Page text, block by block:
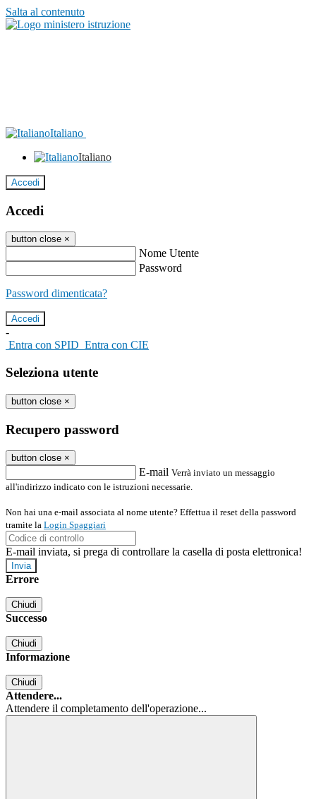
Salta al contenuto
Italiano
Italiano
Accedi
Accedi
button close ×
Nome Utente
Password
Password dimenticata?
-
Entra con SPID Entra con CIE
Seleziona utente
button close ×
Recupero password
button close ×
E-mail Verrà inviato un messaggio
all'indirizzo indicato con le istruzioni necessarie.
Non hai una e-mail associata al nome utente? Effettua il reset della password
tramite la Login Spaggiari
E-mail inviata, si prega di controllare la casella di posta elettronica!
Errore
Chiudi
Successo
Chiudi
Informazione
Chiudi
Attendere...
Attendere il completamento dell'operazione...